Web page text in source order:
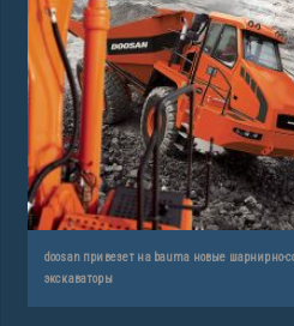
doosan привезет на bauma новые
экскаваторы